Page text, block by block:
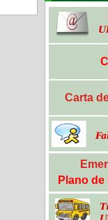
Carta
Plano